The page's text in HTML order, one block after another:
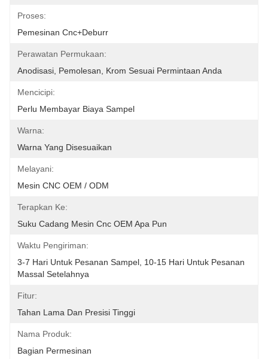
Proses:
Pemesinan Cnc+deburr
Perawatan Permukaan:
Anodisasi, Pemolesan, Krom Sesuai Permintaan Anda
Mencicipi:
Perlu Membayar Biaya Sampel
Warna:
Warna Yang Disesuaikan
Melayani:
Mesin CNC OEM / ODM
Terapkan Ke:
Suku Cadang Mesin Cnc OEM Apa Pun
Waktu Pengiriman:
3-7 Hari Untuk Pesanan Sampel, 10-15 Hari Untuk Pesanan
Massal Setelahnya
Fitur:
Tahan Lama Dan Presisi Tinggi
Nama Produk:
Bagian Permesinan